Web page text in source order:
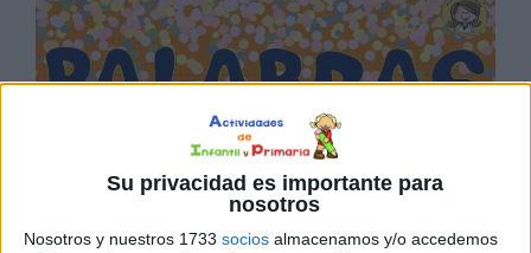
Su privacidad es importante para
nosotros
Nosotros y nuestros 1733 socios almacenamos y/o accedemos